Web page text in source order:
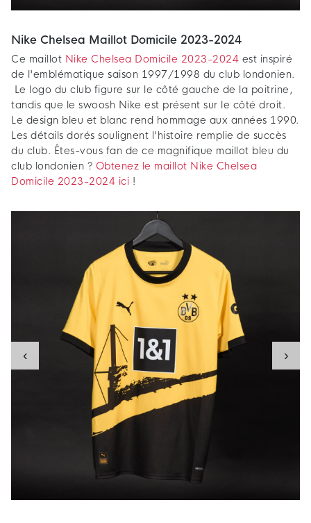
Nike Chelsea Maillot Domicile 2023-2024
Ce maillot Nike Chelsea Domicile 2023-2024 est inspiré
de l'emblématique saison 1997/1998 du club londonien.
Le logo du club figure sur le côté gauche de la poitrine,
tandis que le swoosh Nike est présent sur le côté droit.
Le design bleu et blanc rend hommage aux années 1990.
Les détails dorés soulignent l'histoire remplie de succès
du club. Êtes-vous fan de ce magnifique maillot bleu du
club londonien ? Obtenez le maillot Nike Chelsea
Domicile 2023-2024 ici !
‹ ›